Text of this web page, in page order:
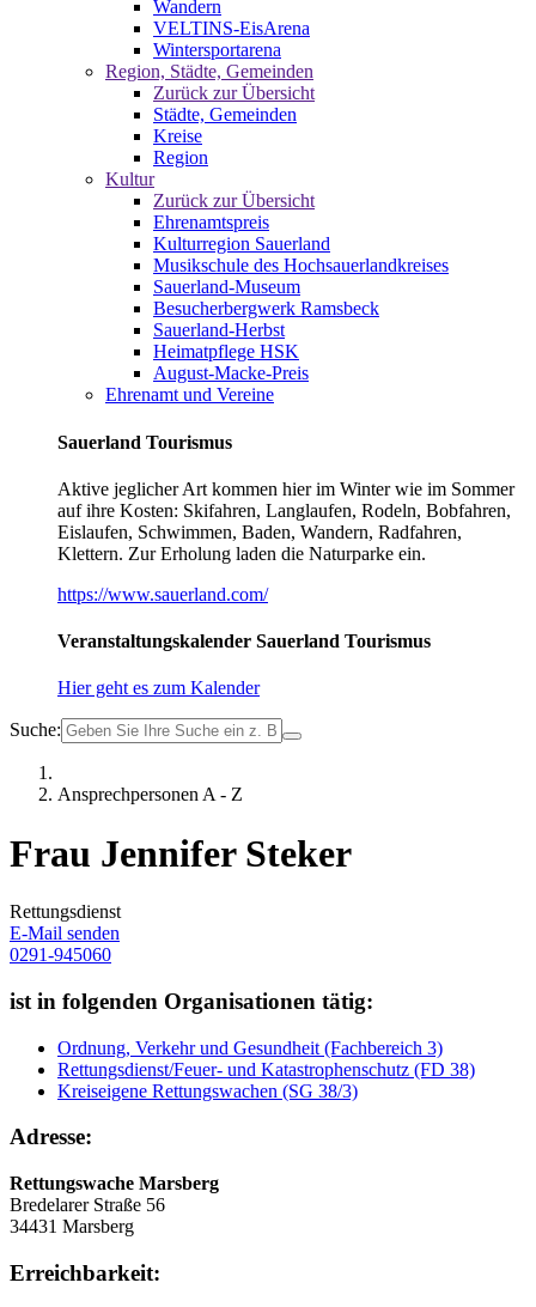
Wandern
VELTINS-EisArena
Wintersportarena
Region, Städte, Gemeinden
Zurück zur Übersicht
Städte, Gemeinden
Kreise
Region
Kultur
Zurück zur Übersicht
Ehrenamtspreis
Kulturregion Sauerland
Musikschule des Hochsauerlandkreises
Sauerland-Museum
Besucherbergwerk Ramsbeck
Sauerland-Herbst
Heimatpflege HSK
August-Macke-Preis
Ehrenamt und Vereine
Sauerland Tourismus
Aktive jeglicher Art kommen hier im Winter wie im Sommer
auf ihre Kosten: Skifahren, Langlaufen, Rodeln, Bobfahren,
Eislaufen, Schwimmen, Baden, Wandern, Radfahren,
Klettern. Zur Erholung laden die Naturparke ein.
https://www.sauerland.com/
Veranstaltungskalender Sauerland Tourismus
Hier geht es zum Kalender
Suche:
Ansprechpersonen A - Z
Frau Jennifer Steker
Rettungsdienst
E-Mail senden
0291-945060
ist in folgenden Organisationen tätig:
Ordnung, Verkehr und Gesundheit (Fachbereich 3)
Rettungsdienst/Feuer- und Katastrophenschutz (FD 38)
Kreiseigene Rettungswachen (SG 38/3)
Adresse:
Rettungswache Marsberg
Bredelarer Straße 56
34431 Marsberg
Erreichbarkeit: